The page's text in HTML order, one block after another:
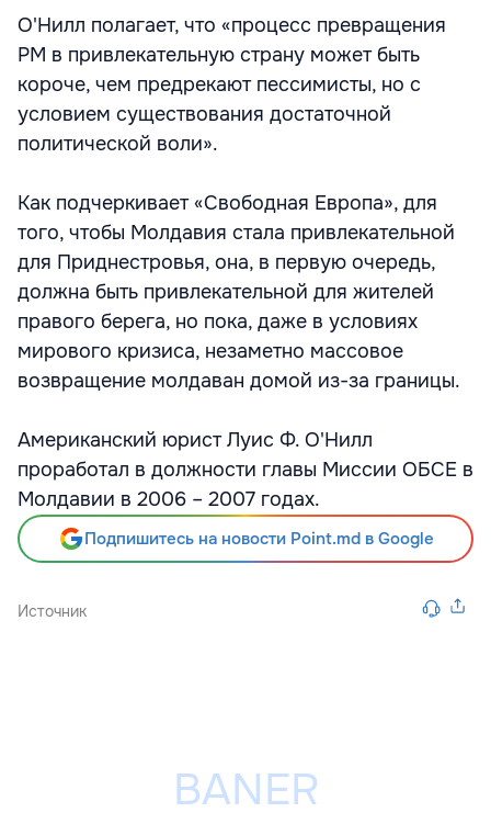
О'Нилл полагает, что «процесс превращения
РМ в привлекательную страну может быть
короче, чем предрекают пессимисты, но с
условием существования достаточной
политической воли».
Как подчеркивает «Свободная Европа», для
того, чтобы Молдавия стала привлекательной
для Приднестровья, она, в первую очередь,
должна быть привлекательной для жителей
правого берега, но пока, даже в условиях
мирового кризиса, незаметно массовое
возвращение молдаван домой из-за границы.
Американский юрист Луис Ф. О'Нилл
проработал в должности главы Миссии ОБСЕ в
Молдавии в 2006 – 2007 годах.
Подпишитесь на новости Point.md в Google
Источник